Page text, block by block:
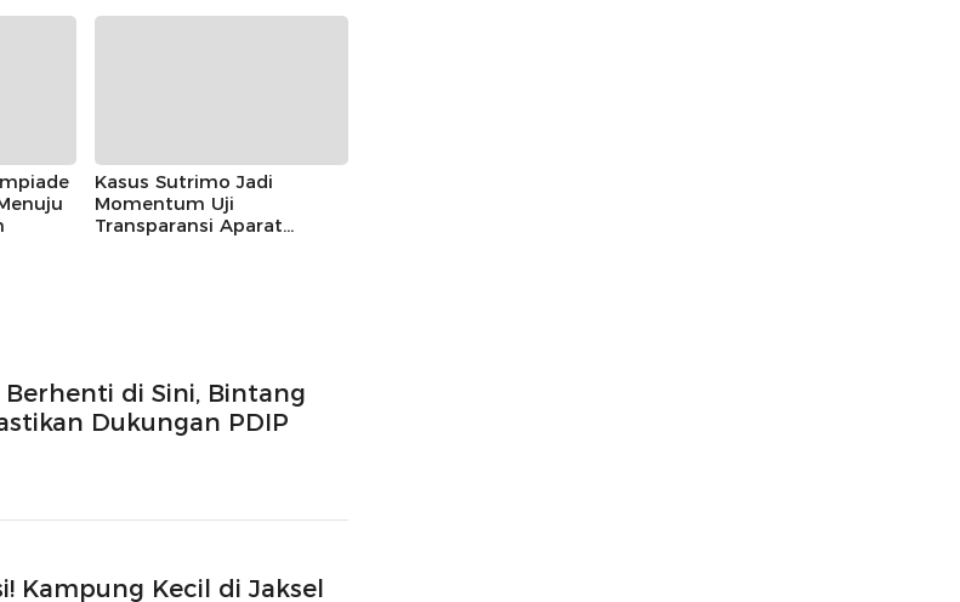
Kasus Sutrimo Jadi
Momentum Uji
Transparansi Aparat
Berhenti di Sini, Bintang
Dukungan PDIP
Kampung Kecil di Jaksel